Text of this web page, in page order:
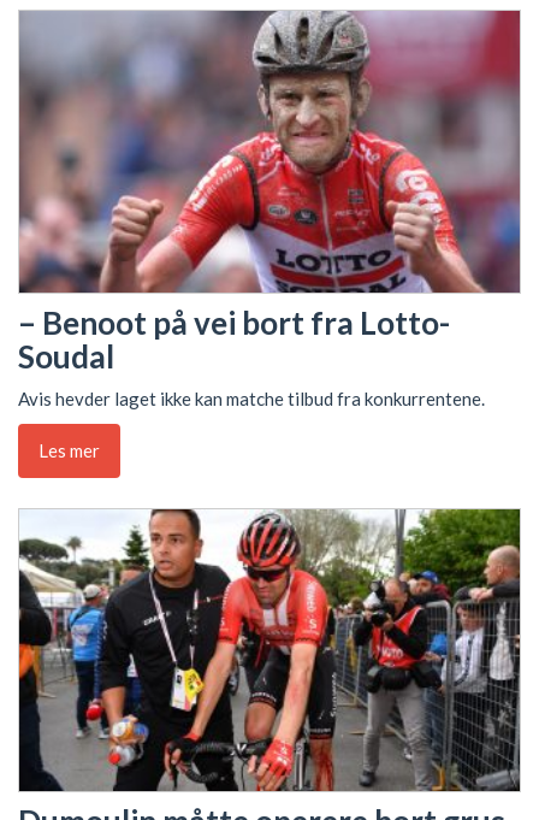
– Benoot på vei bort fra Lotto-
Soudal
Avis hevder laget ikke kan matche tilbud fra konkurrentene.
Les mer